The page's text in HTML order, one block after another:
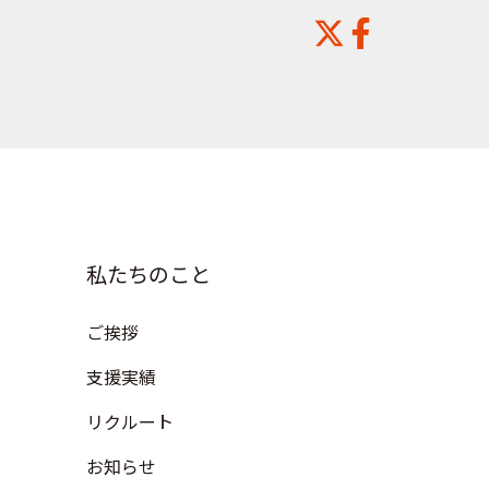
私たちのこと
ご挨拶
支援実績
リクルート
お知らせ